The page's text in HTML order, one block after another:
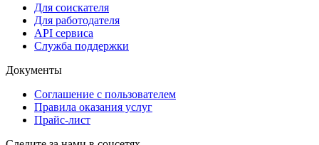
Для соискателя
Для работодателя
API сервиса
Служба поддержки
Документы
Соглашение с пользователем
Правила оказания услуг
Прайс-лист